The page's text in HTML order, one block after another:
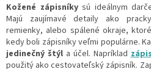
Kožené zápisníkysú ideálnym
Majú zaujímavé detaily ako
remienky, alebo spálené okraje,
kedy boli zápisníky veľmi populárne.
jedinečný štýla účel. Napríklad
použitý ako cestovateľský zápisník.